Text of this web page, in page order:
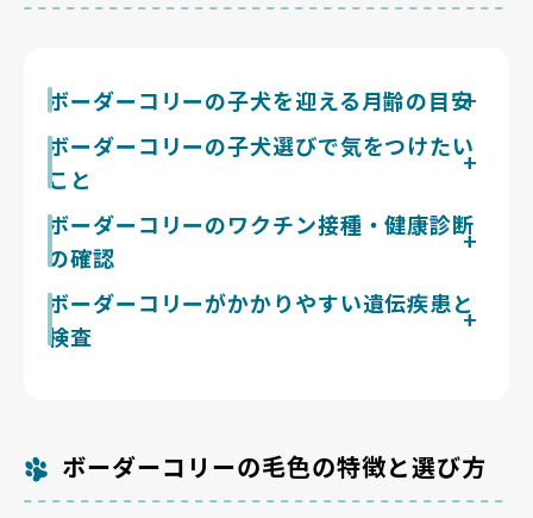
ボーダーコリーの子犬を迎える月齢の目安
ボーダーコリーの子犬を迎える月齢は、生後2か月以降
が目安です。この犬種で特に見ておきたいのは、人の声
や生活の物音、ほかの犬に慣れていく時期をどう過ごし
たかです。ここでの経験の差が、あとの警戒心の強さや
吠えやすさにそのまま出てきます。静かな場所だけで育
った子は、迎えてから戸惑うことも多いです。見学で
せるかを見てください。ブリーダーにも、どんな環境で
過ごさせているかを具体的に聞いてみましょう。
ボーダーコリーの子犬選びで気をつけたい
こと
私たちBreeder Familiesは「見た目より健康を優先」
「犬種標準の順守」を評価基準に据え、合格率10%未
満の審査を通ったブリーダーのみを掲載しています。ボ
ーダーコリーは賢さや姿の印象から人気が高く、流行に
乗って数をそろえるような繁殖も見受けられますが、話
題性のために犬の体へ負担をかけるやり方は、この基準
ボーダーコリーのワクチン接種・健康診断
の確認
お迎え前には、混合ワクチンの接種状況と証明、健康診
断の記録を確認しましょう。ボーダーコリーは活発に動
き回る犬種のため、股関節や肘関節の様子、歩き方に違
なります。
ボーダーコリーがかかりやすい遺伝疾患と
検査
できるため、両親の検査結果を提示できるかをブリーダ
ーに尋ねてみましょう。こうした健康課題に正面から向
ボーダーコリーの毛色の特徴と選び方